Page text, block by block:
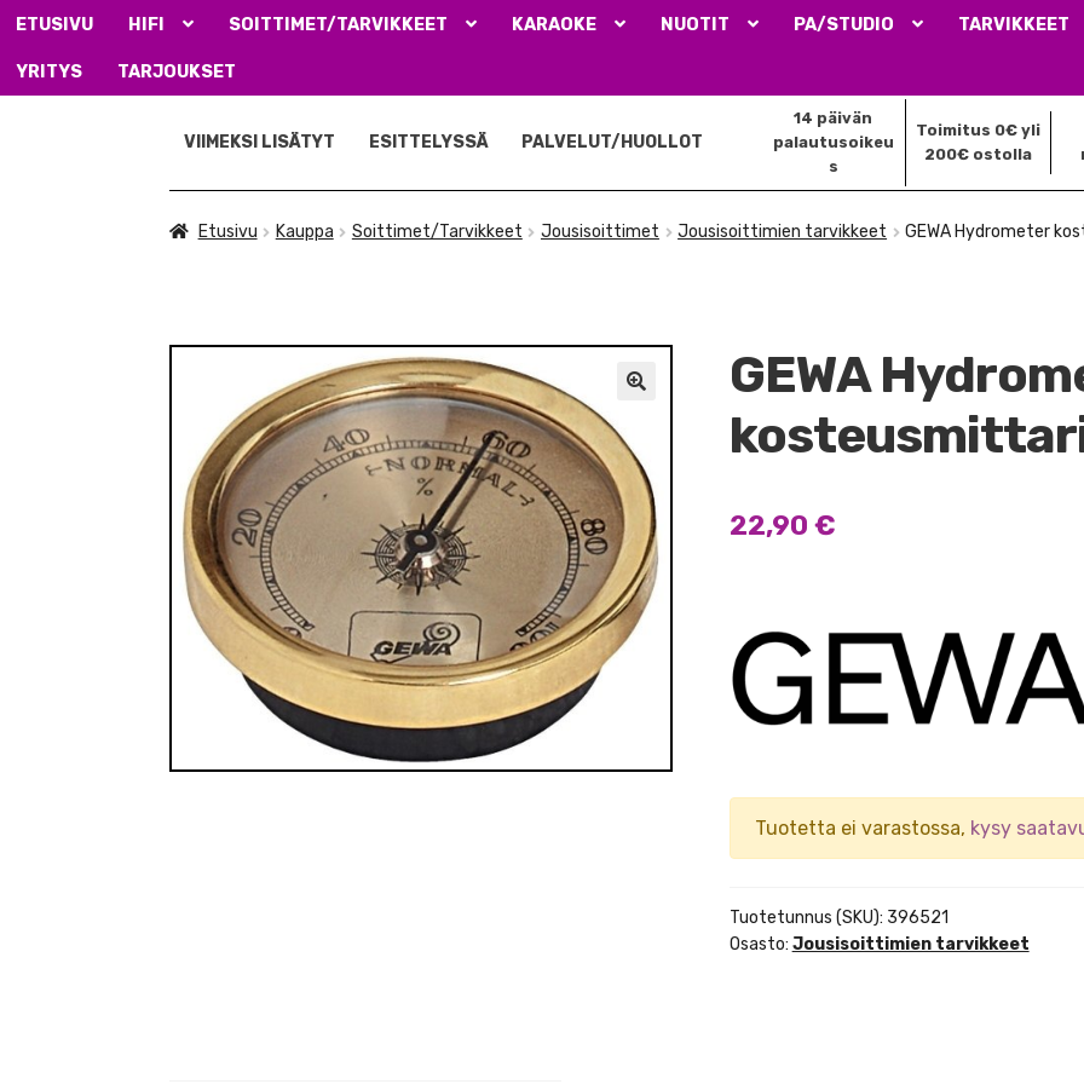
ETUSIVU HIFI SOITTIMET/TARVIKKEET KARAOKE NUOTIT PA/STUDIO TARVIKKEET
YRITYS TARJOUKSET
navigointiin
sisältöön
14 päivän
palautusoikeu
s
Toimitus 0€ yli
200€ ostolla
VIIMEKSI LISÄTYT ESITTELYSSÄ PALVELUT/HUOLLOT
Etusivu Kauppa Soittimet/Tarvikkeet Jousisoittimet Jousisoittimien tarvikkeet GEWA Hydrometer
GEWA
22,90 €
Tuotetta ei varastossa, kysy
Tuotetunnus (SKU): 396521
Osasto: Jousisoittimien tarvikkeet